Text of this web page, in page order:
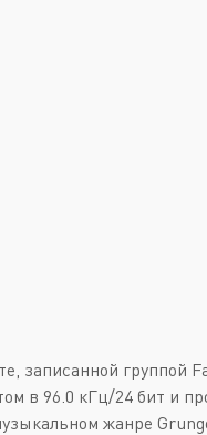
записанной группой
в 96.0 кГц/24 бит и
жанре